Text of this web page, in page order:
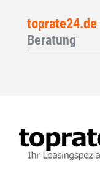
toprate24.de
Beratung